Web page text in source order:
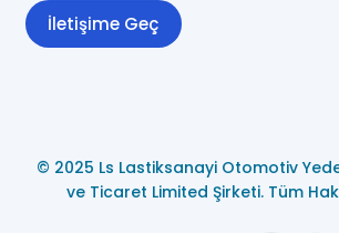
İletişime Geç
© 2025 Ls Lastiksanayi Otomotiv
ve Ticaret Limited Şirketi. Tüm